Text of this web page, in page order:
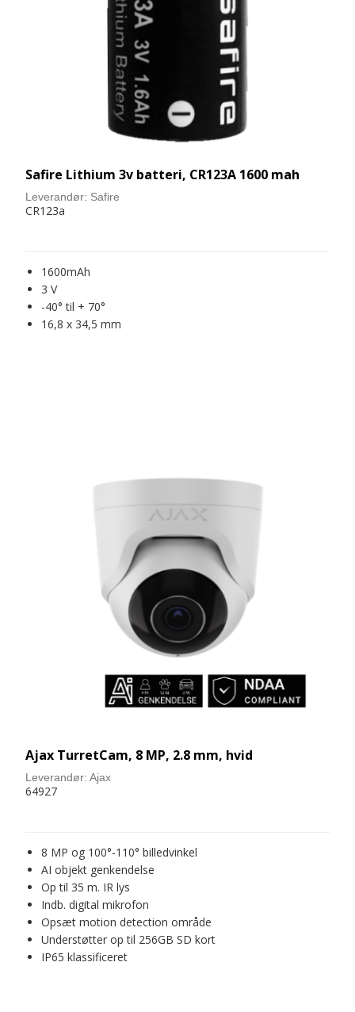
Safire Lithium 3v batteri, CR123A 1600 mah
Leverandør: Safire
CR123a
1600mAh
3 V
-40° til + 70°
16,8 x 34,5 mm
Ajax TurretCam, 8 MP, 2.8 mm, hvid
Leverandør: Ajax
64927
8 MP og 100°-110° billedvinkel
AI objekt genkendelse
Op til 35 m. IR lys
Indb. digital mikrofon
Opsæt motion detection område
Understøtter op til 256GB SD kort
IP65 klassificeret